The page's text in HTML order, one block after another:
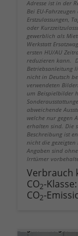
Adresse ist in der
Bei EU-Fahrzeugen
Erstzulassungen,
oder
gewerblich als
Werkstatt
ersten HU/AU
reduzieren kann.
Betriebsanleitung
nicht in Deutsch
verwendeten
um Beispielbilder
abweichende
welche nur gegen
erhalten sind. Die
Beschreibung ist
nicht die
Angaben sind
Irrtümer
Verbrauch
CO2-Klasse:
CO2-